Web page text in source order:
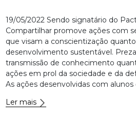
19/05/2022 Sendo signatário do
Compartilhar promove ações com
que visam a conscientização
desenvolvimento sustentável.
transmissão de conhecimento
ações em prol da sociedade e da
As ações desenvolvidas com
Ler mais